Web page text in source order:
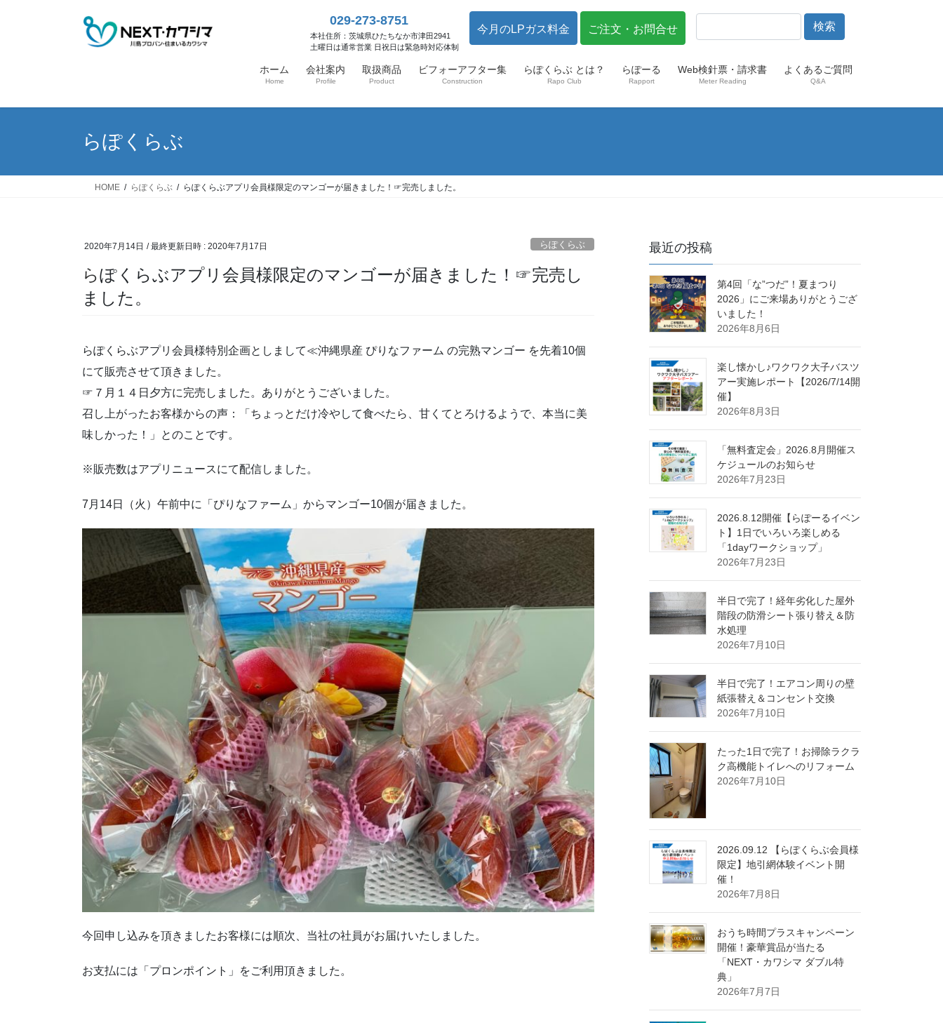
ス
ン
029-273-8751
本社住所：茨城県ひたちなか市津田2941
土曜日は通常営業 日祝日は緊急時対応体制
今月のLPガス料金 ご注文・お問合せ
ホーム
Home
会社案内
Profile
取扱商品
Product
ビフォーアフター集
Construction
らぽくらぶ とは？
Rapo Club
らぽーる
Rapport
Web検針票・請求書
Meter Reading
よくあるご質問
Q&A
らぽくらぶ
HOME らぽくらぶ らぽくらぶアプリ会員様限定のマンゴーが届きました！☞完売しました。
2020年7月14日 / 最終更新日時 : 2020年7月17日 らぽくらぶ
らぽくらぶアプリ会員様限定のマンゴーが届きました！☞完売し
ました。
らぽくらぶアプリ会員様特別企画としまして≪沖縄県産 ぴりなファーム の完熟マンゴー を先着10個
にて販売させて頂きました。
☞７月１４日夕方に完売しました。ありがとうございました。
召し上がったお客様からの声：「ちょっとだけ冷やして食べたら、甘くてとろけるようで、本当に美
味しかった！」とのことです。
※販売数はアプリニュースにて配信しました。
7月14日（火）午前中に「ぴりなファーム」からマンゴー10個が届きました。
今回申し込みを頂きましたお客様には順次、当社の社員がお届けいたしました。
お支払には「プロンポイント」をご利用頂きました。
最近の投稿
第4回「な”つだ”！夏まつり
2026」にご来場ありがとうござ
いました！
2026年8月6日
楽し懐かし♪ワクワク大子バスツ
アー実施レポート【2026/7/14開
催】
2026年8月3日
「無料査定会」2026.8月開催ス
ケジュールのお知らせ
2026年7月23日
2026.8.12開催【らぽーるイベン
ト】1日でいろいろ楽しめる
「1dayワークショップ」
2026年7月23日
半日で完了！経年劣化した屋外
階段の防滑シート張り替え＆防
水処理
2026年7月10日
半日で完了！エアコン周りの壁
紙張替え＆コンセント交換
2026年7月10日
たった1日で完了！お掃除ラクラ
ク高機能トイレへのリフォーム
2026年7月10日
2026.09.12 【らぽくらぶ会員様
限定】地引網体験イベント開
催！
2026年7月8日
おうち時間プラスキャンペーン
開催！豪華賞品が当たる
「NEXT・カワシマ ダブル特
典」
2026年7月7日